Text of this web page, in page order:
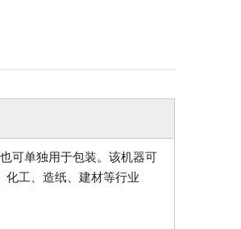
可单独用于包装。该机器可
化工、造纸、建材等行业